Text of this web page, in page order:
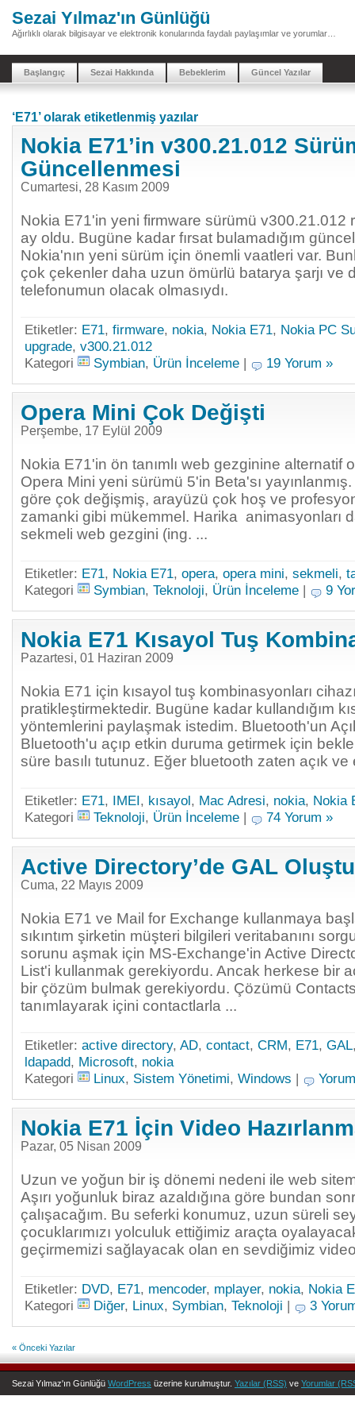
Sezai Yılmaz'ın Günlüğü
Ağırlıklı olarak bilgisayar ve elektronik konularında faydalı paylaşımlar ve yorumlar…
Başlangıç Sezai Hakkında Bebeklerim Güncel Yazılar
‘E71’ olarak etiketlenmiş yazılar
Nokia E71’in v300.21.012
Güncellenmesi
Cumartesi, 28 Kasım 2009
Nokia E71'in yeni firmware sürümü v300.21.012
ay oldu. Bugüne kadar fırsat bulamadığım
Nokia'nın yeni sürüm için önemli vaatleri var.
çok çekenler daha uzun ömürlü batarya şarjı ve
telefonumun olacak olmasıydı.
Etiketler: E71, firmware, nokia, Nokia E71, Nokia PC
upgrade, v300.21.012
Kategori
Symbian, Ürün İnceleme | 19 Yorum »
Opera Mini Çok Değişti
Perşembe, 17 Eylül 2009
Nokia E71'in ön tanımlı web gezginine alternatif
Opera Mini yeni sürümü 5'in Beta'sı
göre çok değişmiş, arayüzü çok hoş ve
zamanki gibi mükemmel. Harika animasyonları
sekmeli web gezgini (ing. ...
Etiketler: E71, Nokia E71, opera, opera mini, sekmeli,
Kategori
Symbian, Teknoloji, Ürün İnceleme | 9
Nokia E71 Kısayol Tuş
Pazartesi, 01 Haziran 2009
Nokia E71 için kısayol tuş kombinasyonları
pratikleştirmektedir. Bugüne kadar kullandığım
yöntemlerini paylaşmak istedim. Bluetooth'un
Bluetooth'u açıp etkin duruma getirmek için
süre basılı tutunuz. Eğer bluetooth zaten açık
Etiketler: E71, IMEI, kısayol, Mac Adresi, nokia, Nokia
Kategori
Teknoloji, Ürün İnceleme | 74 Yorum »
Active Directory’de GAL
Cuma, 22 Mayıs 2009
Nokia E71 ve Mail for Exchange kullanmaya
sıkıntım şirketin müşteri bilgileri veritabanını
sorunu aşmak için MS-Exchange'in Active
List'i kullanmak gerekiyordu. Ancak herkese bir
bir çözüm bulmak gerekiyordu. Çözümü
tanımlayarak içini contactlarla ...
Etiketler: active directory, AD, contact, CRM, E71, GAL
ldapadd, Microsoft, nokia
Kategori
Linux, Sistem Yönetimi, Windows |
Nokia E71 İçin Video
Pazar, 05 Nisan 2009
Uzun ve yoğun bir iş dönemi nedeni ile web
Aşırı yoğunluk biraz azaldığına göre bundan
çalışacağım. Bu seferki konumuz, uzun süreli
çocuklarımızı yolculuk ettiğimiz araçta
geçirmemizi sağlayacak olan en sevdiğimiz
Etiketler: DVD, E71, mencoder, mplayer, nokia, Nokia
Kategori
Diğer, Linux, Symbian, Teknoloji | 3
« Önceki Yazılar
Sezai Yılmaz'ın Günlüğü WordPress üzerine kurulmuştur. Yazılar (RSS) ve Yorumlar